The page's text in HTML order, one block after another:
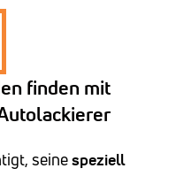
finden mit
seinespeziell